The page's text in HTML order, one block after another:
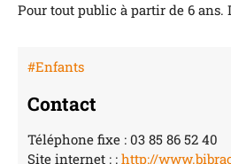
Pour tout public à partir de 6 ans.
#Enfants
Contact
Téléphone fixe : 03 85 86 52 40
Site internet : :http://